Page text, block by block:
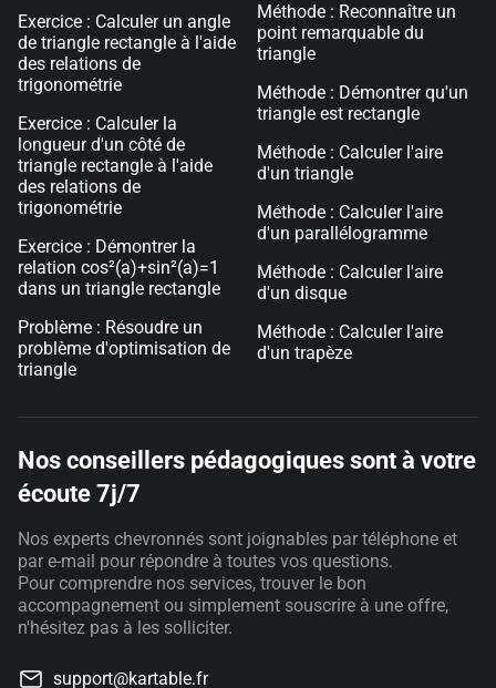
Exercice : Calculer un angle
de triangle rectangle à l'aide
des relations de
trigonométrie
Exercice : Calculer la
longueur d'un côté de
triangle rectangle à l'aide
des relations de
trigonométrie
Exercice : Démontrer la
relation cos²(a)+sin²(a)=1
dans un triangle rectangle
Problème : Résoudre un
problème d'optimisation de
triangle
Méthode : Reconnaître un
point remarquable du
triangle
Méthode : Démontrer qu'un
triangle est rectangle
Méthode : Calculer l'aire
d'un triangle
Méthode : Calculer l'aire
d'un parallélogramme
Méthode : Calculer l'aire
d'un disque
Méthode : Calculer l'aire
d'un trapèze
Nos conseillers pédagogiques sont à votre
écoute 7j/7
Nos experts chevronnés sont joignables par téléphone et
par e-mail pour répondre à toutes vos questions.
Pour comprendre nos services, trouver le bon
accompagnement ou simplement souscrire à une offre,
n'hésitez pas à les solliciter.
support@kartable.fr